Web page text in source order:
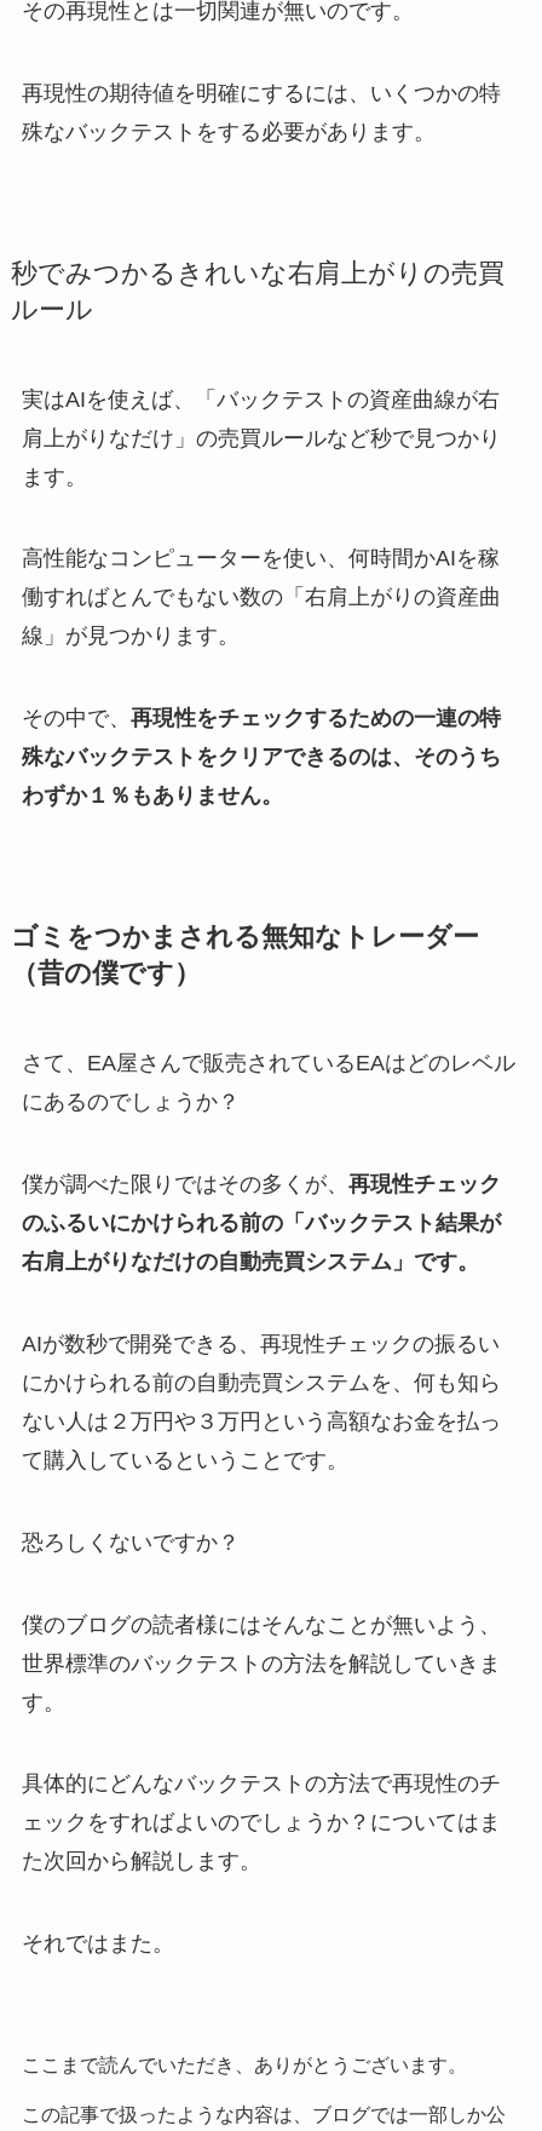
その再現性とは一切関連が無いのです。
再現性の期待値を明確にするには、いくつかの特
殊なバックテストをする必要があります。
秒でみつかるきれいな右肩上がりの売買
ルール
実はAIを使えば、「バックテストの資産曲線が右
肩上がりなだけ」の売買ルールなど秒で見つかり
ます。
高性能なコンピューターを使い、何時間かAIを稼
働すればとんでもない数の「右肩上がりの資産曲
線」が見つかります。
その中で、 再現性をチェックするための一連の特
殊なバックテストをクリアできるのは、そのうち
わずか１％もありません。
ゴミをつかまされる無知なトレーダー
（昔の僕です）
さて、EA屋さんで販売されているEAはどのレベル
にあるのでしょうか？
僕が調べた限りではその多くが、 再現性チェック
のふるいにかけられる前の「バックテスト結果が
右肩上がりなだけの自動売買システム」です。
AIが数秒で開発できる、再現性チェックの振るい
にかけられる前の自動売買システムを、何も知ら
ない人は２万円や３万円という高額なお金を払っ
て購入しているということです。
恐ろしくないですか？
僕のブログの読者様にはそんなことが無いよう、
世界標準のバックテストの方法を解説していきま
す。
具体的にどんなバックテストの方法で再現性のチ
ェックをすればよいのでしょうか？についてはま
た次回から解説します。
それではまた。
ここまで読んでいただき、ありがとうございます。
この記事で扱ったような内容は、ブログでは一部しか公